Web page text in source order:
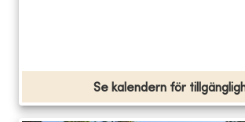
Se kalendern för